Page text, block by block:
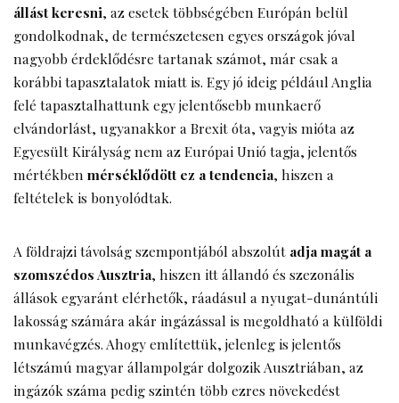
állást keresni, az esetek többségében Európán belül
gondolkodnak, de természetesen egyes országok jóval
nagyobb érdeklődésre tartanak számot, már csak a
korábbi tapasztalatok miatt is. Egy jó ideig például Anglia
felé tapasztalhattunk egy jelentősebb munkaerő
elvándorlást, ugyanakkor a Brexit óta, vagyis mióta az
Egyesült Királyság nem az Európai Unió tagja, jelentős
mértékben mérséklődött ez a tendencia, hiszen a
feltételek is bonyolódtak.
A földrajzi távolság szempontjából abszolút adja magát a
szomszédos Ausztria, hiszen itt állandó és szezonális
állások egyaránt elérhetők, ráadásul a nyugat-dunántúli
lakosság számára akár ingázással is megoldható a külföldi
munkavégzés. Ahogy említettük, jelenleg is jelentős
létszámú magyar állampolgár dolgozik Ausztriában, az
ingázók száma pedig szintén több ezres növekedést